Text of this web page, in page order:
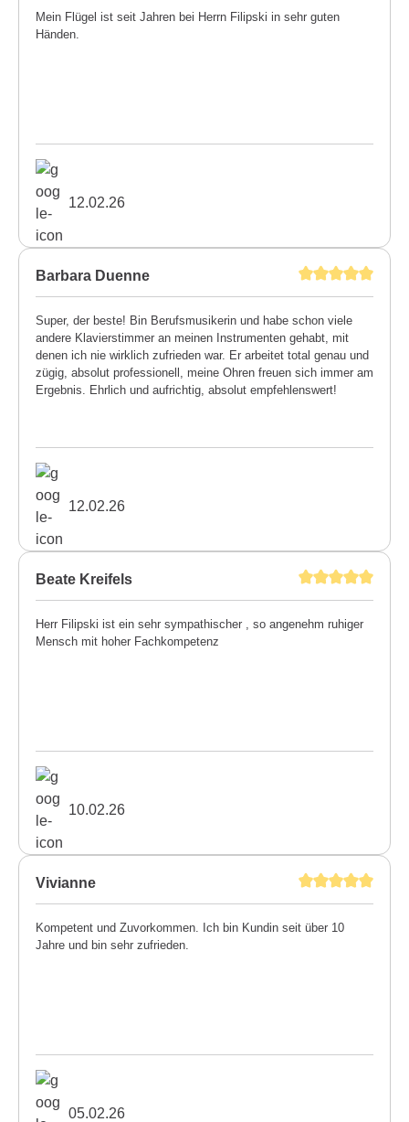
Mein Flügel ist seit Jahren bei Herrn Filipski in sehr guten
Händen.
12.02.26
Barbara Duenne
Super, der beste! Bin Berufsmusikerin und habe schon viele
andere Klavierstimmer an meinen Instrumenten gehabt, mit
denen ich nie wirklich zufrieden war. Er arbeitet total genau und
zügig, absolut professionell, meine Ohren freuen sich immer am
Ergebnis. Ehrlich und aufrichtig, absolut empfehlenswert!
12.02.26
Beate Kreifels
Herr Filipski ist ein sehr sympathischer , so angenehm ruhiger
Mensch mit hoher Fachkompetenz
10.02.26
Vivianne
Kompetent und Zuvorkommen. Ich bin Kundin seit über 10
Jahre und bin sehr zufrieden.
05.02.26